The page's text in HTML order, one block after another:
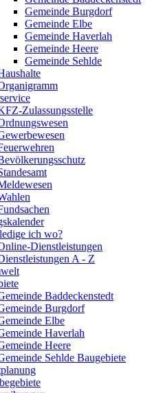
Gemeinde Burgdorf
Gemeinde Elbe
Gemeinde Haverlah
Gemeinde Heere
Gemeinde Sehlde
Zulassungsstelle
ich wo?
Dienstleistungen
A - Z
Baddeckenstedt
Burgdorf
Elbe
Haverlah
Heere
Sehlde Baugebiete